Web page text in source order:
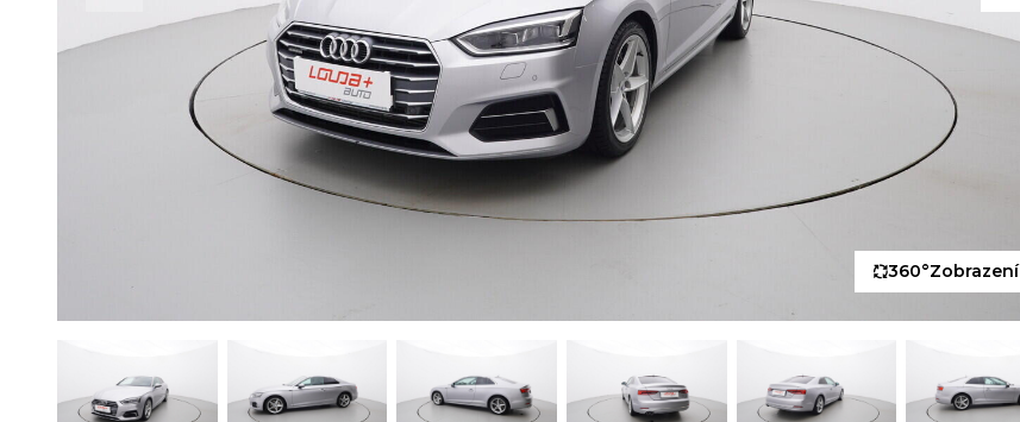
360°Zobrazení